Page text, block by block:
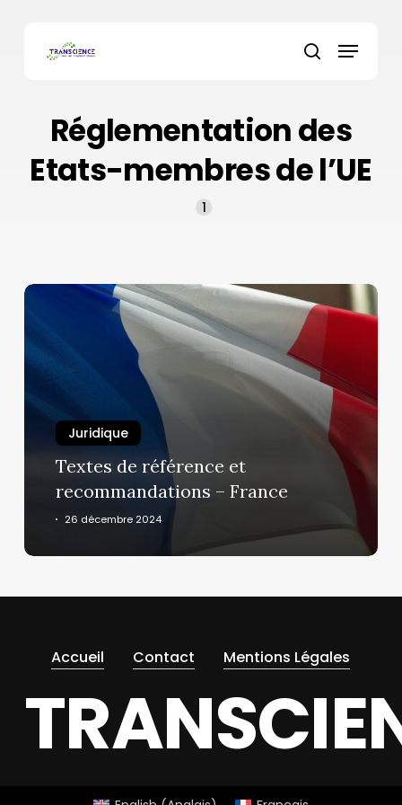
recherche
Menu
Réglementation des
Etats-membres de l’UE
1
Textes
référence
et
–
France Juridique
Textes de référence et
recommandations – France
26 décembre 2024
Accueil Contact Mentions Légales